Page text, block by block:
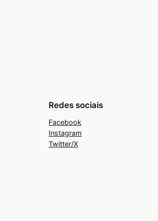
Redes sociais
Facebook
Instagram
Twitter/X